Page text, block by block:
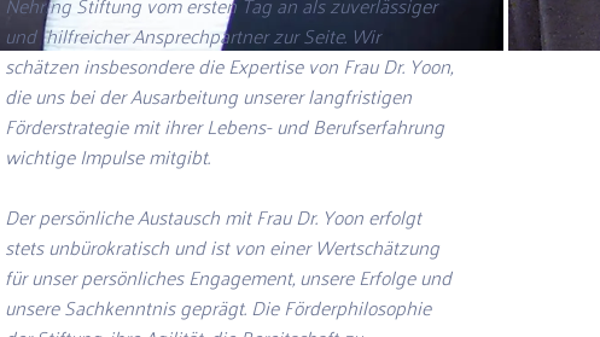
und hilfreicher Ansprechpartner zur Seite. Wir
schätzen insbesondere die Expertise von Frau Dr. Yoon,
die uns bei der Ausarbeitung unserer langfristigen
Förderstrategie mit ihrer Lebens- und Berufserfahrung
wichtige Impulse mitgibt.
Der persönliche Austausch mit Frau Dr. Yoon erfolgt
stets unbürokratisch und ist von einer Wertschätzung
für unser persönliches Engagement, unsere Erfolge und
unsere Sachkenntnis geprägt. Die Förderphilosophie